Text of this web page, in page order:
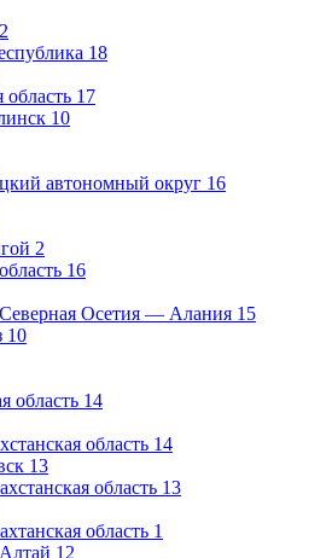
2
18
область 17
10
автономный округ 16
2
16
Осетия — Алания 15
10
область 14
область 14
13
область 13
область 1
12